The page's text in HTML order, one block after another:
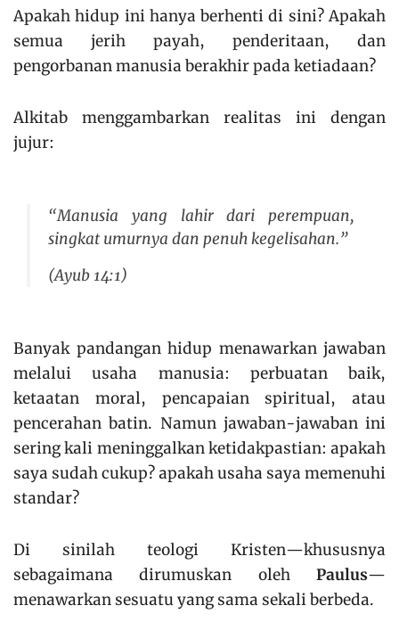
Apakah hidup ini hanya berhenti di sini? Apakah
semua jerih payah, penderitaan, dan
pengorbanan manusia berakhir pada ketiadaan?
Alkitab menggambarkan realitas ini dengan
jujur:
“Manusia yang lahir dari perempuan,
singkat umurnya dan penuh kegelisahan.”
(Ayub 14:1)
Banyak pandangan hidup menawarkan jawaban
melalui usaha manusia: perbuatan baik,
ketaatan moral, pencapaian spiritual, atau
pencerahan batin. Namun jawaban-jawaban ini
sering kali meninggalkan ketidakpastian: apakah
saya sudah cukup? apakah usaha saya memenuhi
standar?
Di sinilah teologi Kristen—khususnya
sebagaimana dirumuskan oleh
Paulus—
menawarkan sesuatu yang sama sekali berbeda.